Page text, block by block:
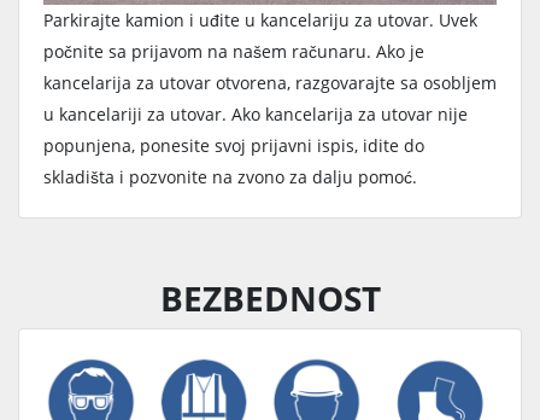
Parkirajte kamion i uđite u kancelariju za utovar. Uvek
počnite sa prijavom na našem računaru. Ako je
kancelarija za utovar otvorena, razgovarajte sa osobljem
u kancelariji za utovar. Ako kancelarija za utovar nije
popunjena, ponesite svoj prijavni ispis, idite do
skladišta i pozvonite na zvono za dalju pomoć.
BEZBEDNOST